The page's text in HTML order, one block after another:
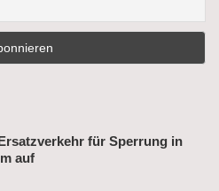
für Sperrung in
auf